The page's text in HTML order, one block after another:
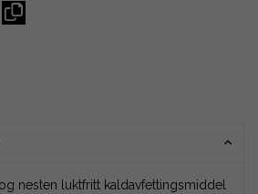
Print
nesten luktfritt kaldavfettingsmiddel